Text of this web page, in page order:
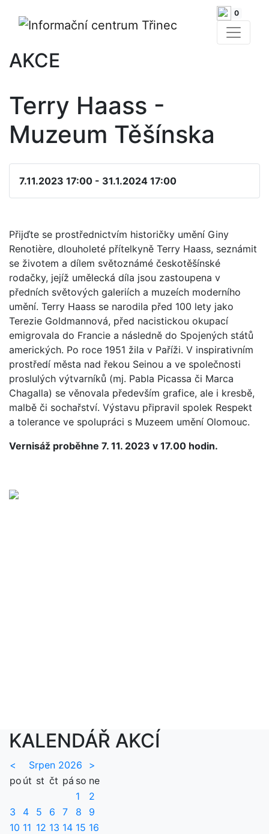
0
AKCE
Terry Haass -
Muzeum Těšínska
7.11.2023 17:00 - 31.1.2024 17:00
Přijďte se prostřednictvím historičky umění Giny
Renotière, dlouholeté přítelkyně Terry Haass, seznámit
se životem a dílem světoznámé českotěšínské
rodačky, jejíž umělecká díla jsou zastoupena v
předních světových galeriích a muzeích moderního
umění. Terry Haass se narodila před 100 lety jako
Terezie Goldmannová, před nacistickou okupací
emigrovala do Francie a následně do Spojených států
amerických. Po roce 1951 žila v Paříži. V inspirativním
prostředí města nad řekou Seinou a ve společnosti
proslulých výtvarníků (mj. Pabla Picassa či Marca
Chagalla) se věnovala především grafice, ale i kresbě,
malbě či sochařství. Výstavu připravil spolek Respekt
a tolerance ve spolupráci s Muzeem umění Olomouc.
Vernisáž proběhne 7. 11. 2023 v 17.00 hodin.
KALENDÁŘ AKCÍ
< Srpen 2026
>
po út st čt pá so ne
1
2
3
4 5 6 7 8
9
10 11 12 13 14 15 16